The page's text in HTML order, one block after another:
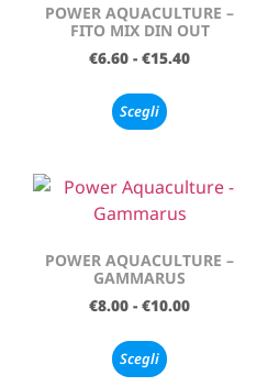
POWER AQUACULTURE –
FITO MIX DIN OUT
€6.60 - €15.40
Scegli
POWER AQUACULTURE –
GAMMARUS
€8.00 - €10.00
Scegli